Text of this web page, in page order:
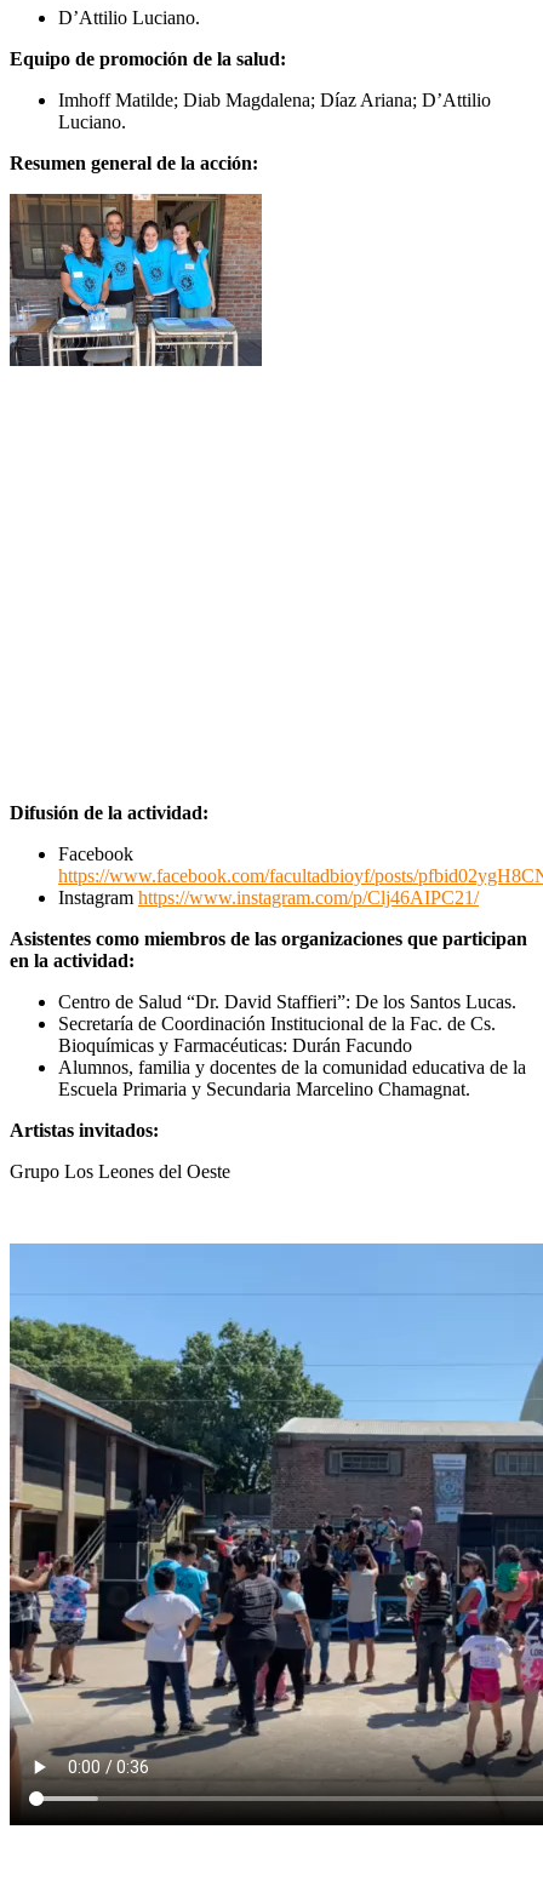
D’Attilio Luciano.
Equipo de promoción de la salud:
Imhoff Matilde; Diab Magdalena; Díaz Ariana; D’Attilio
Luciano.
Resumen general de la acción:
Difusión de la actividad:
Facebook
https://www.facebook.com/facultadbioyf/posts/
Instagram https://www.instagram.com/p/Clj46AIPC21/
Asistentes como miembros de las organizaciones que participan
en la actividad:
Centro de Salud “Dr. David Staffieri”: De los Santos Lucas.
Secretaría de Coordinación Institucional de la Fac. de Cs.
Bioquímicas y Farmacéuticas: Durán Facundo
Alumnos, familia y docentes de la comunidad educativa de la
Escuela Primaria y Secundaria Marcelino Chamagnat.
Artistas invitados:
Grupo Los Leones del Oeste